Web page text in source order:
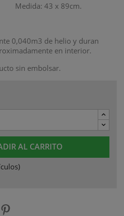
Medida: 43 x 89cm.
0,040m3 de helio y duran
en interior.
sin embolsar.
AL CARRITO
)